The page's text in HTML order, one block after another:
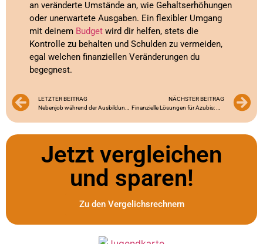
an veränderte Umstände an, wie Gehaltserhöhungen
oder unerwartete Ausgaben. Ein flexibler Umgang
mit deinem Budget wird dir helfen, stets die
Kontrolle zu behalten und Schulden zu vermeiden,
egal welchen finanziellen Veränderungen du
begegnest.
LETZTER BEITRAG
Nebenjob während der Ausbildung: So nutzt du die Chance optimal
NÄCHSTER BEITRAG
Finanzielle Lösungen für Azubis: Wege aus der Schufa-Falle
Jetzt vergleichen
und sparen!
Zu den Vergelichsrechnern